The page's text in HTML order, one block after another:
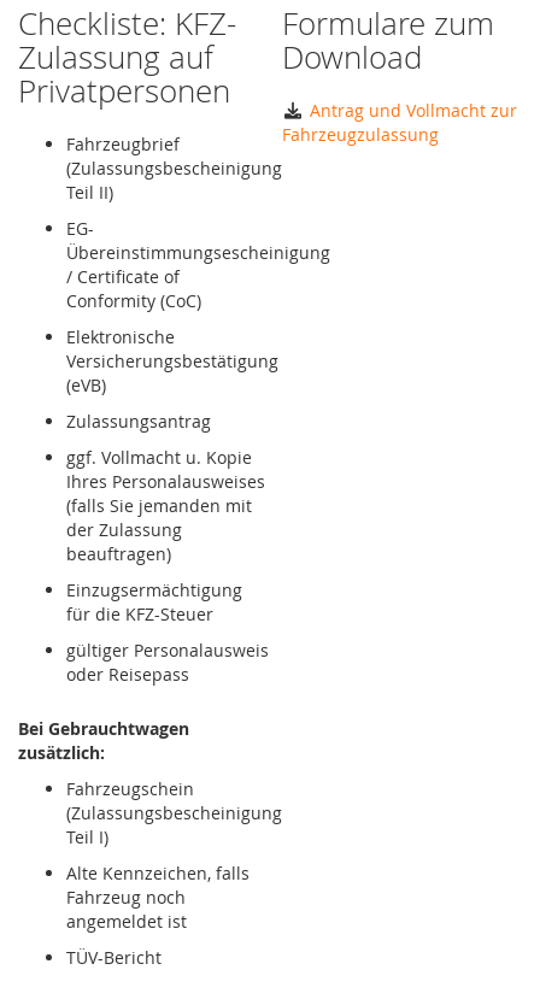
Checkliste: KFZ-
Zulassung auf
Privatpersonen
Fahrzeugbrief
(Zulassungsbescheinigung
Teil II)
EG-
Übereinstimmungsescheinigung
/ Certificate of
Conformity (CoC)
Elektronische
Versicherungsbestätigung
(eVB)
Zulassungsantrag
ggf. Vollmacht u. Kopie
Ihres Personalausweises
(falls Sie jemanden mit
der Zulassung
beauftragen)
Einzugsermächtigung
für die KFZ-Steuer
gültiger Personalausweis
oder Reisepass
Bei Gebrauchtwagen
zusätzlich:
Fahrzeugschein
(Zulassungsbescheinigung
Teil I)
Alte Kennzeichen, falls
Fahrzeug noch
angemeldet ist
TÜV-Bericht
Formulare zum
Download
Antrag und Vollmacht zur
Fahrzeugzulassung